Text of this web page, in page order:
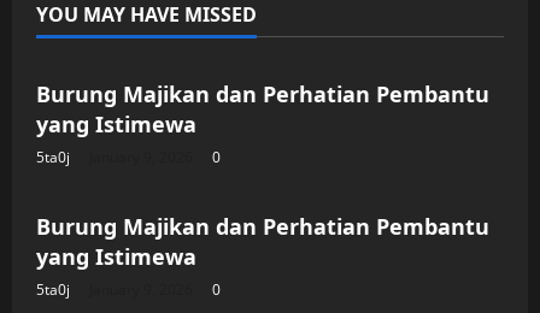
YOU MAY HAVE MISSED
Uncategorized
Burung Majikan dan Perhatian Pembantu
yang Istimewa
5ta0j 0
Uncategorized
Burung Majikan dan Perhatian Pembantu
yang Istimewa
5ta0j 0
Uncategorized